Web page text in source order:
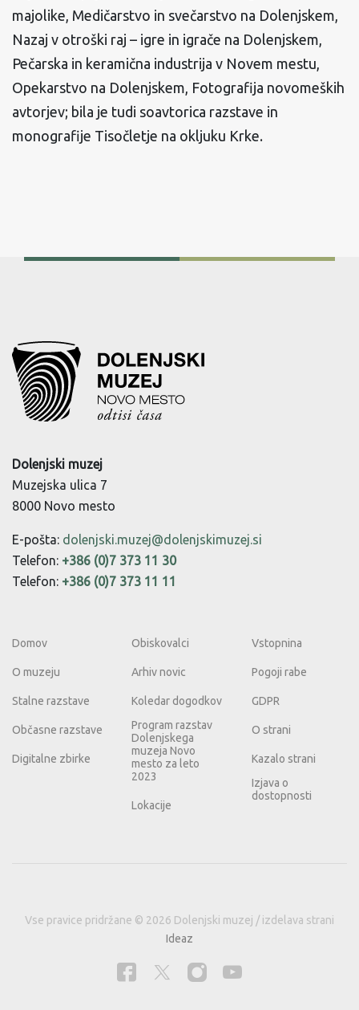
majolike, Medičarstvo in svečarstvo na Dolenjskem,
Nazaj v otroški raj – igre in igrače na Dolenjskem,
Pečarska in keramična industrija v Novem mestu,
Opekarstvo na Dolenjskem, Fotografija novomeških
avtorjev; bila je tudi soavtorica razstave in
monografije Tisočletje na okljuku Krke.
Dolenjski muzej
Muzejska ulica 7
8000 Novo mesto
E-pošta: dolenjski.muzej@dolenjskimuzej.si
Telefon: +386 (0)7 373 11 30
Telefon: +386 (0)7 373 11 11
Domov
O muzeju
Stalne razstave
Občasne razstave
Digitalne zbirke
Obiskovalci
Arhiv novic
Koledar dogodkov
Program razstav
Dolenjskega
muzeja Novo
mesto za leto
2023
Lokacije
Vstopnina
Pogoji rabe
GDPR
O strani
Kazalo strani
Izjava o
dostopnosti
Vse pravice pridržane © 2026 Dolenjski muzej / izdelava strani
Ideaz